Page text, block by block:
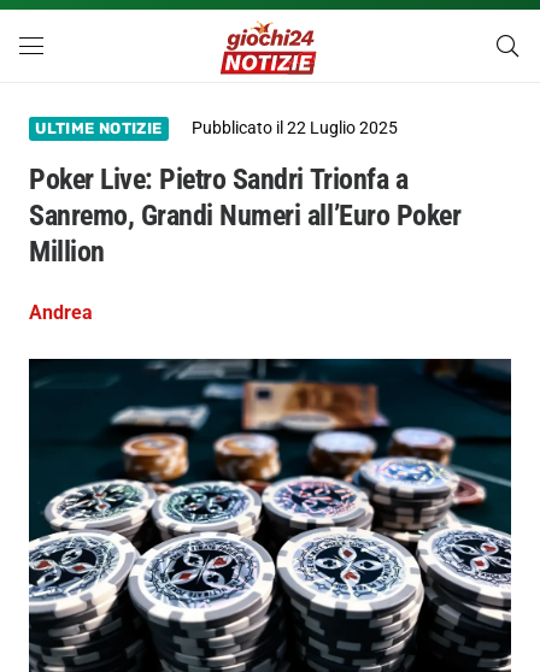
ULTIME NOTIZIE Pubblicato il22 Luglio 2025
Poker Live: Pietro Sandri Trionfa a
Sanremo, Grandi Numeri all’Euro Poker
Million
Andrea